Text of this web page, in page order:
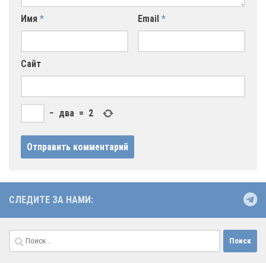
Имя * Email *
Сайт
− два = 2
СЛЕДИТЕ ЗА НАМИ:
Найти: